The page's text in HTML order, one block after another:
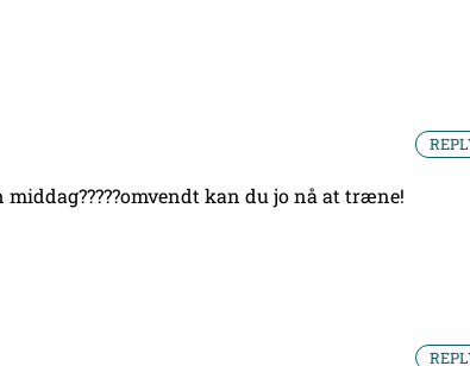
omvendt kan du jo nå at træne!